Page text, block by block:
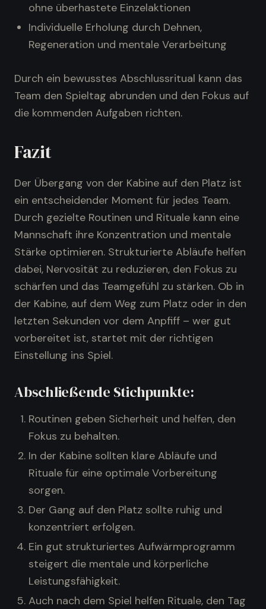
ohne überhastete Einzelaktionen
Individuelle Erholung durch Dehnen,
Regeneration und mentale Verarbeitung
Durch ein bewusstes Abschlussritual kann das
Team den Spieltag abrunden und den Fokus auf
die kommenden Aufgaben richten.
Fazit
Der Übergang von der Kabine auf den Platz ist
ein entscheidender Moment für jedes Team.
Durch gezielte Routinen und Rituale kann eine
Mannschaft ihre Konzentration und mentale
Stärke optimieren. Strukturierte Abläufe helfen
dabei, Nervosität zu reduzieren, den Fokus zu
schärfen und das Teamgefühl zu stärken. Ob in
der Kabine, auf dem Weg zum Platz oder in den
letzten Sekunden vor dem Anpfiff – wer gut
vorbereitet ist, startet mit der richtigen
Einstellung ins Spiel.
Abschließende Stichpunkte:
Routinen geben Sicherheit und helfen, den
Fokus zu behalten.
In der Kabine sollten klare Abläufe und
Rituale für eine optimale Vorbereitung
sorgen.
Der Gang auf den Platz sollte ruhig und
konzentriert erfolgen.
Ein gut strukturiertes Aufwärmprogramm
steigert die mentale und körperliche
Leistungsfähigkeit.
Auch nach dem Spiel helfen Rituale, den Tag